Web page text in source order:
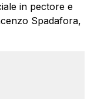
in pectore e
Spadafora,